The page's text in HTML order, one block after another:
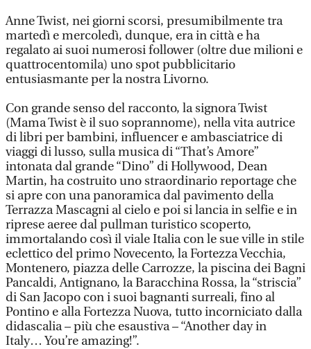
Anne Twist, nei giorni scorsi, presumibilmente tra
martedì e mercoledì, dunque, era in città e ha
regalato ai suoi numerosi follower (oltre due milioni e
quattrocentomila) uno spot pubblicitario
entusiasmante per la nostra Livorno.
Con grande senso del racconto, la signora Twist
(Mama Twist è il suo soprannome), nella vita autrice
di libri per bambini, influencer e ambasciatrice di
viaggi di lusso, sulla musica di “That’s Amore”
intonata dal grande “Dino” di Hollywood, Dean
Martin, ha costruito uno straordinario reportage che
si apre con una panoramica dal pavimento della
Terrazza Mascagni al cielo e poi si lancia in selfie e in
riprese aeree dal pullman turistico scoperto,
immortalando così il viale Italia con le sue ville in stile
eclettico del primo Novecento, la Fortezza Vecchia,
Montenero, piazza delle Carrozze, la piscina dei Bagni
Pancaldi, Antignano, la Baracchina Rossa, la “striscia”
di San Jacopo con i suoi bagnanti surreali, fino al
Pontino e alla Fortezza Nuova, tutto incorniciato dalla
didascalia – più che esaustiva – “Another day in
Italy… You’re amazing!”.